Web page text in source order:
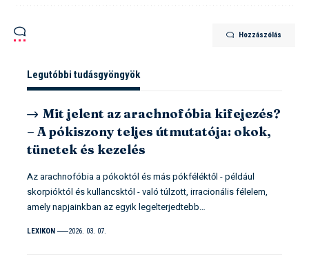
Hozzászólás
Legutóbbi tudásgyöngyök
Mit jelent az arachnofóbia kifejezés?
– A pókiszony teljes útmutatója: okok,
tünetek és kezelés
Az arachnofóbia a pókoktól és más pókféléktől - például
skorpióktól és kullancsktól - való túlzott, irracionális félelem,
amely napjainkban az egyik legelterjedtebb…
LEXIKON 2026. 03. 07.